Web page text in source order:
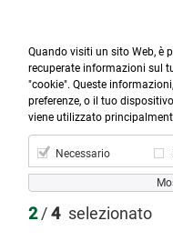

Prodotti

Account
Arcoxia pagamento
Wá puttare
tuitt'al qualcuna
Quando visiti un sito Web, è
recuperate informazioni sul
"cookie". Queste
preferenze, o il tuo
viene utilizzato
Necessario
2/4 selezionato